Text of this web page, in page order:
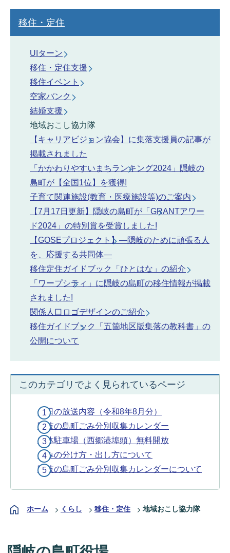
移住・定住
UIターン
移住・定住支援
移住イベント
空家バンク
結婚支援
地域おこし協力隊
【キャリアビジョン協会】に集落支援員の記事が
掲載されました
「かかわりやすいまちランキング2024」隠岐の
島町が【全国1位】を獲得!
子育て関連施設(教育・医療施設等)のご案内
【7月17日更新】隠岐の島町が「GRANTアワー
ド2024」の特別賞を受賞しました!
【GOSEプロジェクト】―隠岐のために頑張る人
を、応援する共同体―
移住定住ガイドブック「ひとはな」の紹介
「ワープシティ」に隠岐の島町の移住情報が掲載
されました!
関係人口ロゴデザインのご紹介
移住ガイドブック「五箇地区版集落の教科書」の
公開について
このカテゴリでよく見られているページ
今日の放送内容（令和8年8月分）
隠岐の島町ごみ分別収集カレンダー
立体駐車場（西郷港埠頭）無料開放
ごみの分け方・出し方について
隠岐の島町ごみ分別収集カレンダーについて
ホーム くらし 移住・定住 地域おこし協力隊